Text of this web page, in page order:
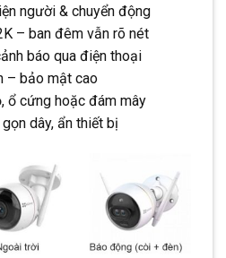
người & chuyển động
– ban đêm vẫn rõ nét
báo qua điện thoại
– bảo mật cao
cứng hoặc đám mây
dây, ẩn thiết bị